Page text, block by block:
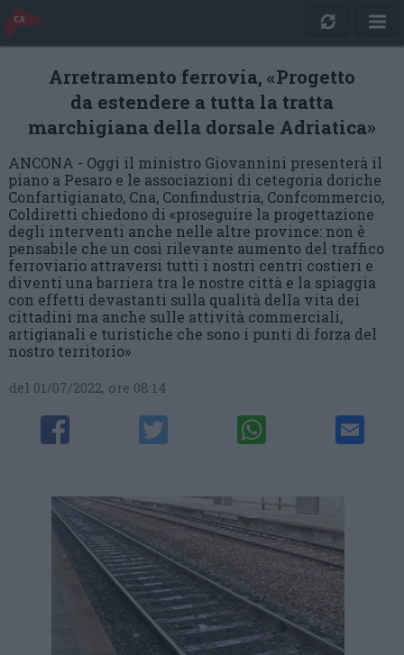
Arretramento ferrovia, «Progetto
da estendere a tutta la tratta
marchigiana della dorsale Adriatica»
ANCONA - Oggi il ministro Giovannini presenterà il
piano a Pesaro e le associazioni di cetegoria doriche
Confartigianato, Cna, Confindustria, Confcommercio,
Coldiretti chiedono di «proseguire la progettazione
degli interventi anche nelle altre province: non è
pensabile che un così rilevante aumento del traffico
ferroviario attraversi tutti i nostri centri costieri e
diventi una barriera tra le nostre città e la spiaggia
con effetti devastanti sulla qualità della vita dei
cittadini ma anche sulle attività commerciali,
artigianali e turistiche che sono i punti di forza del
nostro territorio»
del 01/07/2022, ore 08:14